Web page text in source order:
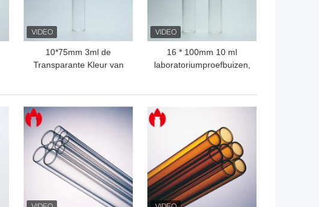
10*75mm 3ml de
Transparante Kleur van
16 * 100mm 10 ml
laboratoriumproefbuizen,
BESTE PRIJS BESTE PRIJS